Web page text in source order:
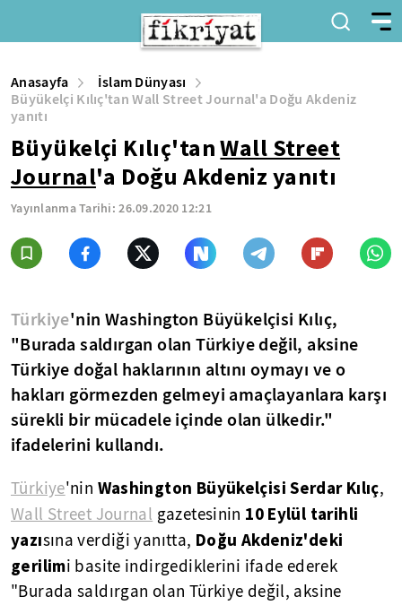
Anasayfa
İslam Dünyası
Büyükelçi Kılıç'tan Wall Street Journal'a Doğu Akdeniz
yanıtı
Büyükelçi Kılıç'tanWall Street
Journal'a Doğu Akdeniz yanıtı
Yayınlanma Tarihi:26.09.2020 12:21
Türkiye'nin Washington Büyükelçisi Kılıç,
"Burada saldırgan olan Türkiye değil, aksine
Türkiye doğal haklarının altını oymayı ve o
hakları görmezden gelmeyi amaçlayanlara karşı
sürekli bir mücadele içinde olan ülkedir."
ifadelerini kullandı.
Türkiye'nin Washington Büyükelçisi Serdar Kılıç,
Wall Street Journal gazetesinin 10 Eylül tarihli
yazısına verdiği yanıtta, Doğu Akdeniz'deki
gerilimi basite indirgediklerini ifade ederek
"Burada saldırgan olan Türkiye değil, aksine